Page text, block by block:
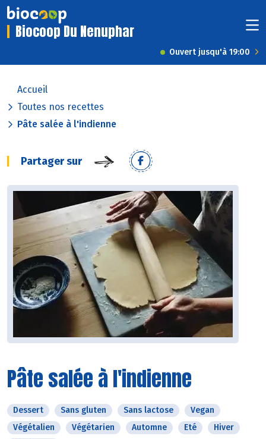
Biocoop Du Nenuphar
Ouvert jusqu'à 19:00
Accueil
Toutes nos recettes
Pâte salée à l'indienne
Partager sur
Pâte salée à l'indienne
Dessert Sans gluten Sans lactose
Vegan
Végétalien
Végétarien Automne Eté
Hiver